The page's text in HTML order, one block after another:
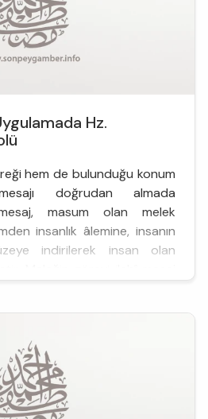
Hz.
hem de bulunduğu konum
doğrudan almada
masum olan melek
insanlık âlemine, insanın
indirilerek insan olan